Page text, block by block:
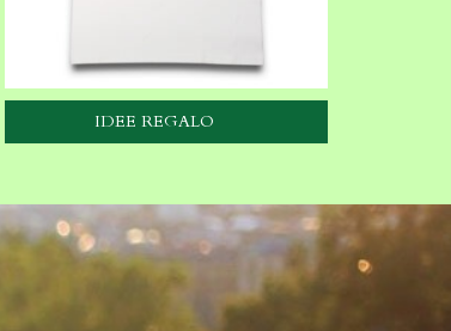
IDEE REGALO